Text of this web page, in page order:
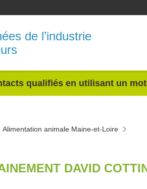
de l’industrie
qualifiés en utilisant un
Alimentation animale Maine-et-Loire
DAVID